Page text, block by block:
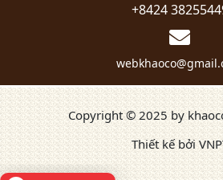
+8424
Copyright © 2025 by
Thiết kế bởi